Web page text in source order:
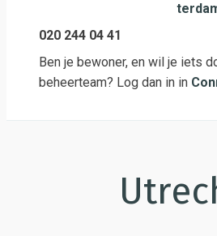
020 244 04 41
Ben je bewoner, en wil je iets
beheerteam? Log dan in in